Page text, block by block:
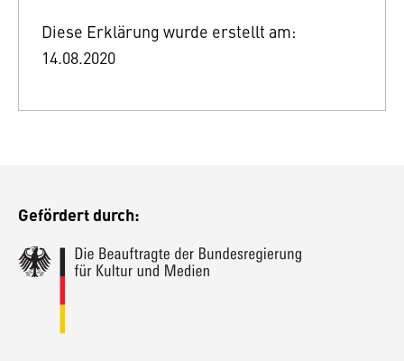
Diese Erklärung wurde erstellt am:
14.08.2020
Gefördert durch: